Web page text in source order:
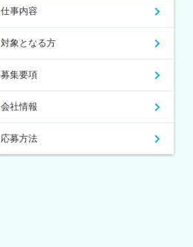
仕事内容
対象となる方
募集要項
会社情報
応募方法